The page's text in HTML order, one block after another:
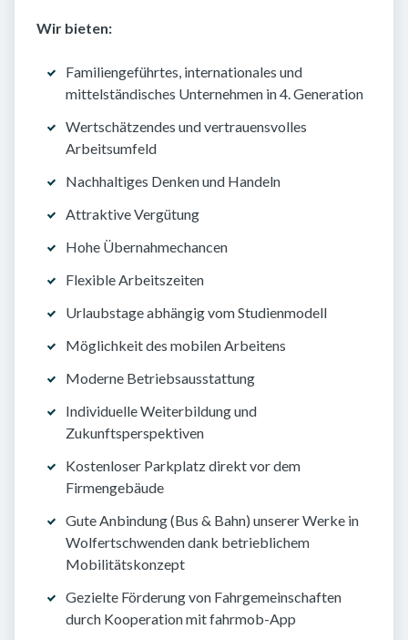
Wir bieten:
Familiengeführtes, internationales und
mittelständisches Unternehmen in 4. Generation
Wertschätzendes und vertrauensvolles
Arbeitsumfeld
Nachhaltiges Denken und Handeln
Attraktive Vergütung
Hohe Übernahmechancen
Flexible Arbeitszeiten
Urlaubstage abhängig vom Studienmodell
Möglichkeit des mobilen Arbeitens
Moderne Betriebsausstattung
Individuelle Weiterbildung und
Zukunftsperspektiven
Kostenloser Parkplatz direkt vor dem
Firmengebäude
Gute Anbindung (Bus & Bahn) unserer Werke in
Wolfertschwenden dank betrieblichem
Mobilitätskonzept
Gezielte Förderung von Fahrgemeinschaften
durch Kooperation mit fahrmob-App